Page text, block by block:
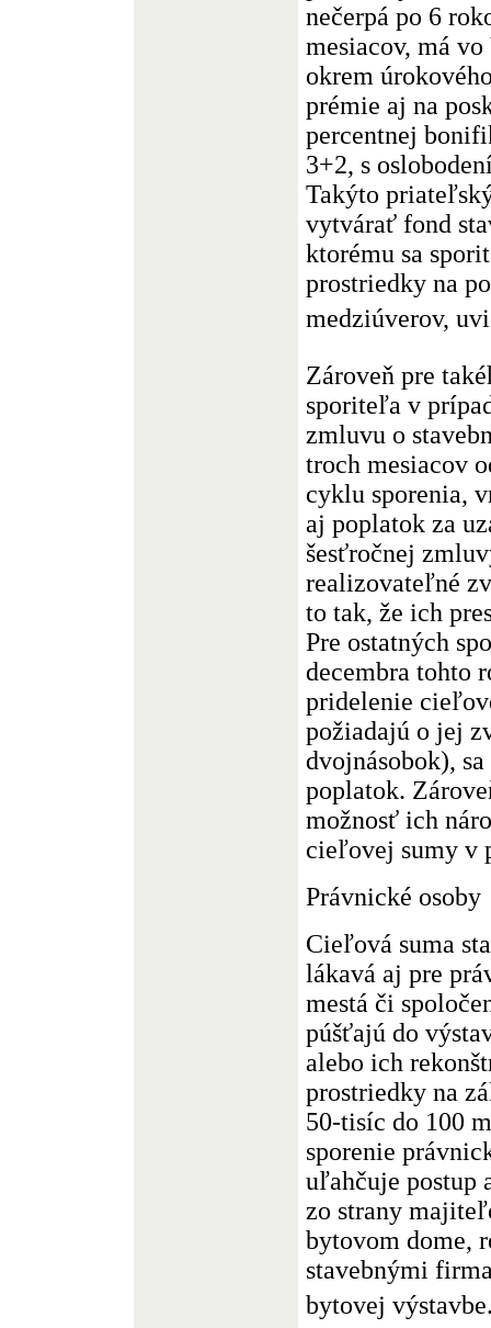
nečerpá po 6
mesiacov, má
okrem
prémie aj na
percentnej
3+2, s
Takýto
vytvárať fond
ktorému sa
prostriedky na
medziúverov,
Zároveň pre
sporiteľa v
zmluvu o
troch mesiacov
cyklu sporenia,
aj poplatok za
šesťročnej
realizovateľné
to tak, že ich
Pre ostatných
decembra tohto
pridelenie
požiadajú o jej
dvojnásobok),
poplatok.
možnosť ich
cieľovej sumy v
Právnické osoby
Cieľová suma
lákavá aj pre
mestá či
púšťajú do
alebo ich
prostriedky na
50-tisíc do 100
sporenie
uľahčuje postup
zo strany
bytovom dome,
stavebnými
bytovej